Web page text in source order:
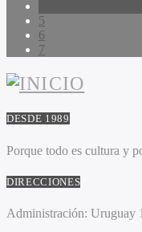
5
6
7
DESDE 1989
Porque todo es cultura y
DIRECCIONES
Administración: Uruguay